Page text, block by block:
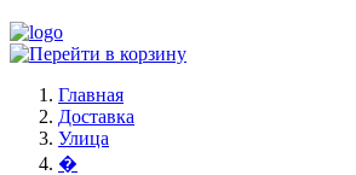
Главная
Доставка
Улица
�